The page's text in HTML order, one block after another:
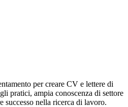
per creare CV e lettere di
pratici, ampia conoscenza di settore
successo nella ricerca di lavoro.